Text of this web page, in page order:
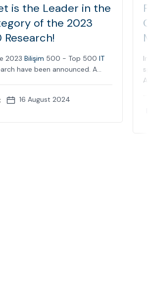
is the Leader in the
of the 2023
2023 Bilişim 500 - Top 500 IT
have been announced. A...
16 August 2024